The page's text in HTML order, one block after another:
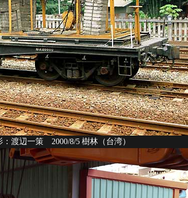
：渡辺一策 2000/8/5 樹林（台湾）